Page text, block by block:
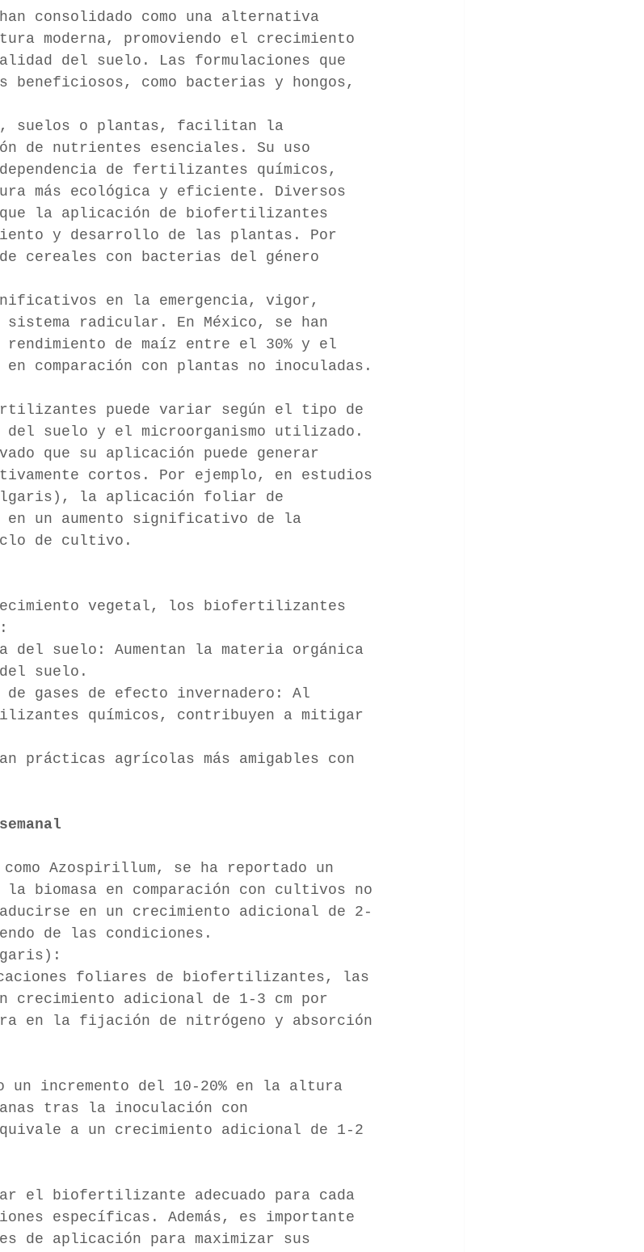
consolidado como una alternativa
moderna, promoviendo el crecimiento
del suelo. Las formulaciones que
beneficiosos, como bacterias y hongos,
suelos o plantas, facilitan la
de nutrientes esenciales. Su uso
de fertilizantes químicos,
más ecológica y eficiente. Diversos
que la aplicación de biofertilizantes
y desarrollo de las plantas. Por
cereales con bacterias del género
en la emergencia, vigor,
radicular. En México, se han
rendimiento de maíz entre el 30% y el
en comparación con plantas no inoculadas.
puede variar según el tipo de
suelo y el microorganismo utilizado.
que su aplicación puede generar
cortos. Por ejemplo, en estudios
la aplicación foliar de
un aumento significativo de la
de cultivo.
vegetal, los biofertilizantes
del suelo: Aumentan la materia orgánica
suelo.
de gases de efecto invernadero: Al
químicos, contribuyen a mitigar
prácticas agrícolas más amigables con
la biomasa en comparación con cultivos no
en un crecimiento adicional de 2-
de las condiciones.
crecimiento adicional de 1-3 cm por
en la fijación de nitrógeno y absorción
tras la inoculación con
a un crecimiento adicional de 1-2
el biofertilizante adecuado para cada
específicas. Además, es importante
de aplicación para maximizar sus